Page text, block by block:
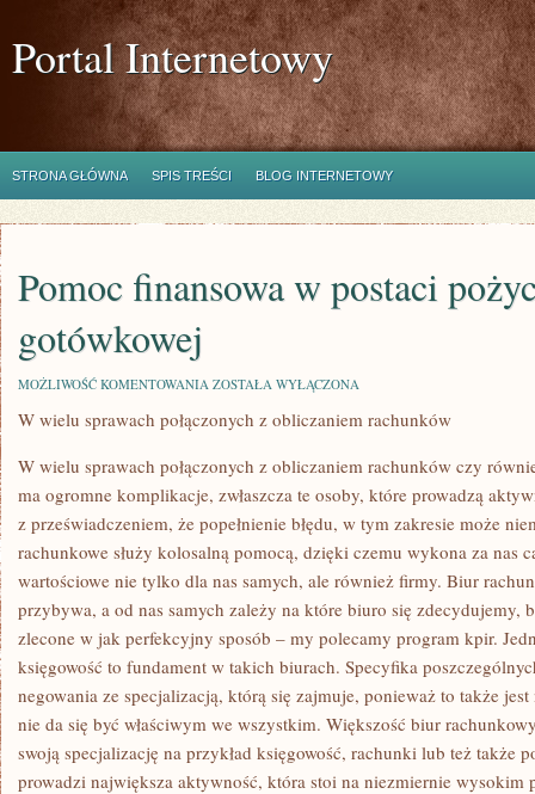
Portal Internetowy
STRONA GŁÓWNA SPIS TREŚCI BLOG INTERNETOWY
Pomoc finansowa w postaci
gotówkowej
MOŻLIWOŚĆ KOMENTOWANIA POMOC
W
POSTACI
GOTÓWKOWEJ
ZOSTAŁA WYŁĄCZONA
W wielu sprawach połączonych z obliczaniem rachunków
W wielu sprawach połączonych z obliczaniem rachunków czy
ma ogromne komplikacje, zwłaszcza te osoby, które prowadzą
z przeświadczeniem, że popełnienie błędu, w tym zakresie może
rachunkowe służy kolosalną pomocą, dzięki czemu wykona za nas
wartościowe nie tylko dla nas samych, ale również firmy. Biur
przybywa, a od nas samych zależy na które biuro się zdecydujemy,
zlecone w jak perfekcyjny sposób – my polecamy program kpir.
księgowość to fundament w takich biurach. Specyfika
negowania ze specjalizacją, którą się zajmuje, ponieważ to także
nie da się być właściwym we wszystkim. Większość biur
swoją specjalizację na przykład księgowość, rachunki lub też także
prowadzi największa aktywność, która stoi na niezmiernie wysokim